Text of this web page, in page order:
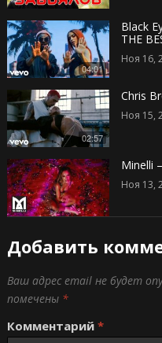
04:01
Black
THE
Ноя 16,
02:57
Chris
Ноя 15,
Minelli
Ноя 13,
Добавить
Ваш адрес email не будет
помечены *
Комментарий *